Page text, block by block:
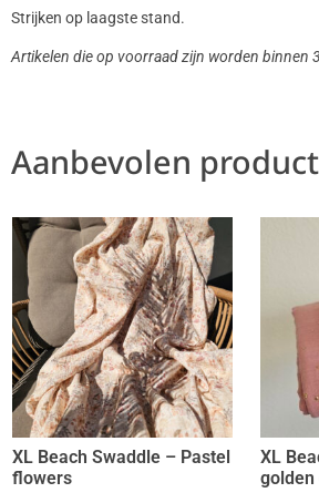
Strijken op laagste stand.
Artikelen die op voorraad zijn worden binnen
Aanbevolen
XL Beach Swaddle – Pastel
flowers
XL
golden